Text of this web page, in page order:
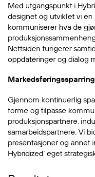
Med utgangspunkt i
designet og utviklet vi
kommuniserer hva de
Nettsiden fungerer
oppdateringer og dialog
Markedsføringssparring
Gjennom kontinuerlig
forme og tilpasse
produksjonspartnere,
samarbeidspartnere. Vi
presentasjoner og annet
Hybridized’ eget